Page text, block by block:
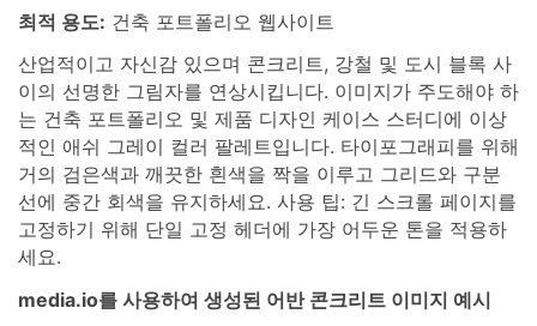
최적 용도: 건축 포트폴리오 웹사이트
산업적이고 자신감 있으며 콘크리트, 강철 및 도시 블록 사
이의 선명한 그림자를 연상시킵니다. 이미지가 주도해야 하
는 건축 포트폴리오 및 제품 디자인 케이스 스터디에 이상
적인 애쉬 그레이 컬러 팔레트입니다. 타이포그래피를 위해
거의 검은색과 깨끗한 흰색을 짝을 이루고 그리드와 구분
선에 중간 회색을 유지하세요. 사용 팁: 긴 스크롤 페이지를
고정하기 위해 단일 고정 헤더에 가장 어두운 톤을 적용하
세요.
media.io를 사용하여 생성된 어반 콘크리트 이미지 예시